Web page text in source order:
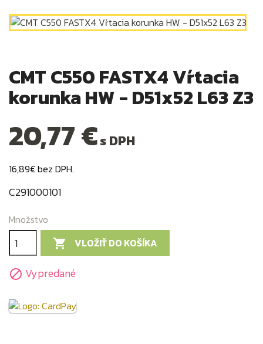
CMT C550 FASTX4 Vŕtacia
korunka HW - D51x52 L63 Z3
20,77 €s DPH
16,89€ bez DPH.
C291000101
Množstvo

VLOŽIŤ DO KOŠÍKA
 Vypredané